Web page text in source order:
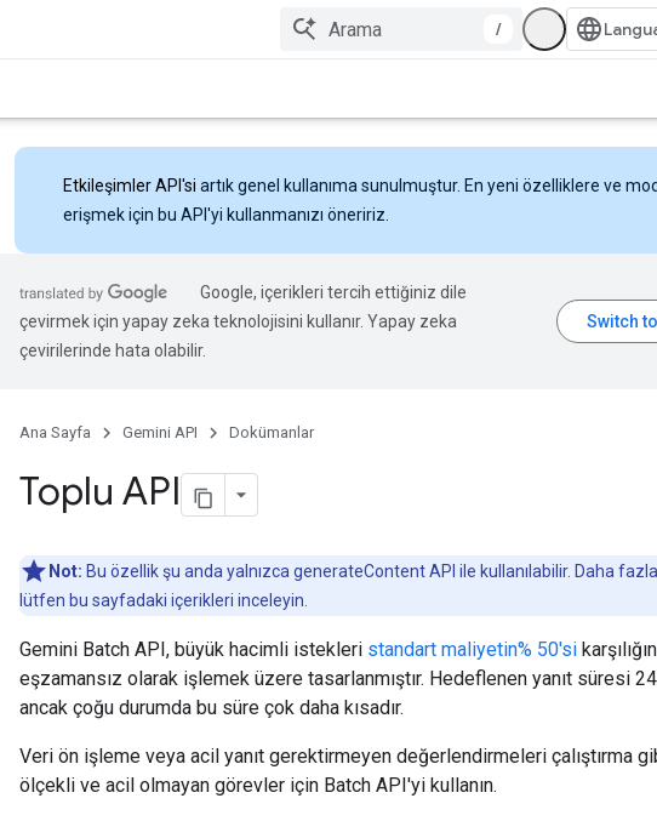
/
Etkileşimler API'si artık genel kullanıma sunulmuştur. En yeni özelliklere ve
erişmek için bu API'yi kullanmanızı öneririz.
Google, içerikleri tercih ettiğiniz dile
çevirmek için yapay zeka teknolojisini kullanır. Yapay zeka
çevirilerinde hata olabilir.
Ana Sayfa Gemini API Dokümanlar
Toplu API
Not: Bu özellik şu anda yalnızca generateContent API ile kullanılabilir. Daha
lütfen bu sayfadaki içerikleri inceleyin.
Gemini Batch API, büyük hacimli istekleri standart maliyetin% 50'si
eşzamansız olarak işlemek üzere tasarlanmıştır. Hedeflenen yanıt süresi
ancak çoğu durumda bu süre çok daha kısadır.
Veri ön işleme veya acil yanıt gerektirmeyen değerlendirmeleri çalıştırma
ölçekli ve acil olmayan görevler için Batch API'yi kullanın.